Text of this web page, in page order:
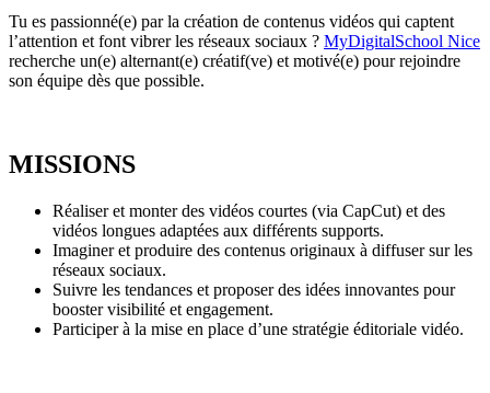
Tu es passionné(e) par la création de contenus vidéos qui captent
l’attention et font vibrer les réseaux sociaux ? MyDigitalSchool Nice
recherche un(e) alternant(e) créatif(ve) et motivé(e) pour rejoindre
son équipe dès que possible.
MISSIONS
Réaliser et monter des vidéos courtes (via CapCut) et des
vidéos longues adaptées aux différents supports.
Imaginer et produire des contenus originaux à diffuser sur les
réseaux sociaux.
Suivre les tendances et proposer des idées innovantes pour
booster visibilité et engagement.
Participer à la mise en place d’une stratégie éditoriale vidéo.